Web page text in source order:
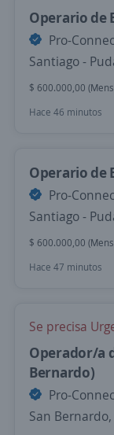
Operario de
Pro-
Santiago -
$ 600.000,00
Hace 46 minutos
Operario de
Pro-
Santiago -
$ 600.000,00
Hace 47 minutos
Se precisa
Operador/a
Bernardo)
Pro-
San